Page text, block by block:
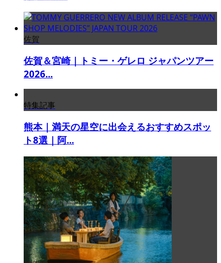
佐賀
佐賀＆宮崎｜トミー・ゲレロ ジャパンツアー
2026...
特集記事
熊本｜満天の星空に出会えるおすすめスポッ
ト8選｜阿...